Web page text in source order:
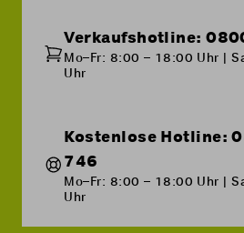
versucht, vertrauliche Daten
Verkaufshotline:
Mo–Fr: 8:00 – 18:00 Uhr |
Uhr
Kostenlose Hotline:
746
Mo–Fr: 8:00 – 18:00 Uhr |
Uhr